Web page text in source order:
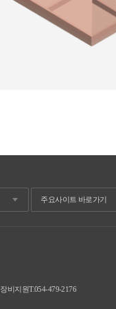
장비지원T.054-479-2176